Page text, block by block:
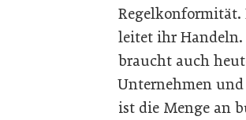
Regelkonformität.
leitet ihr Handeln.
braucht auch
Unternehmen
ist die Menge an